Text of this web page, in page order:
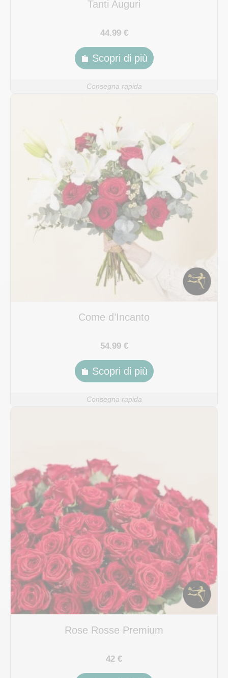
Tanti Auguri
44.99 €
Scopri di più
Consegna rapida
Come d’Incanto
54.99 €
Scopri di più
Consegna rapida
Rose Rosse Premium
42 €